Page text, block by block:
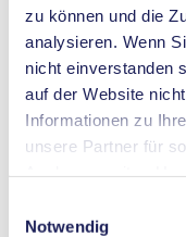
zu können und die
analysieren. Wenn
nicht einverstanden
auf der Website
Informationen zu
unsere Partner für
zusammen, die Sie
Notwendig